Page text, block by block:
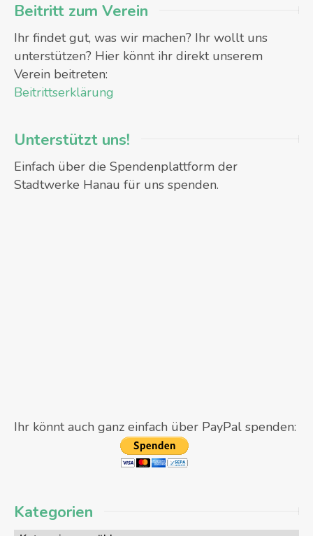
Beitritt zum Verein
Ihr findet gut, was wir machen? Ihr wollt uns
unterstützen? Hier könnt ihr direkt unserem
Verein beitreten:
Beitrittserklärung
Unterstützt uns!
Einfach über die Spendenplattform der
Stadtwerke Hanau für uns spenden.
Ihr könnt auch ganz einfach über PayPal spenden:
Kategorien